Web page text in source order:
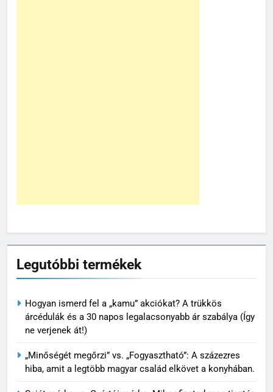
Legutóbbi termékek
Hogyan ismerd fel a „kamu” akciókat? A trükkös
árcédulák és a 30 napos legalacsonyabb ár szabálya (Így
ne verjenek át!)
„Minőségét megőrzi” vs. „Fogyasztható”: A százezres
hiba, amit a legtöbb magyar család elkövet a konyhában.